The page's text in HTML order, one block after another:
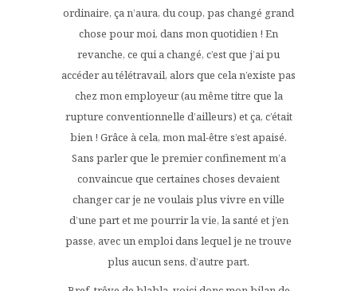
ordinaire, ça n’aura, du coup, pas changé grand
chose pour moi, dans mon quotidien ! En
revanche, ce qui a changé, c’est que j’ai pu
accéder au télétravail, alors que cela n’existe pas
chez mon employeur (au même titre que la
rupture conventionnelle d’ailleurs) et ça, c’était
bien ! Grâce à cela, mon mal-être s’est apaisé.
Sans parler que le premier confinement m’a
convaincue que certaines choses devaient
changer car je ne voulais plus vivre en ville
d’une part et me pourrir la vie, la santé et j’en
passe, avec un emploi dans lequel je ne trouve
plus aucun sens, d’autre part.